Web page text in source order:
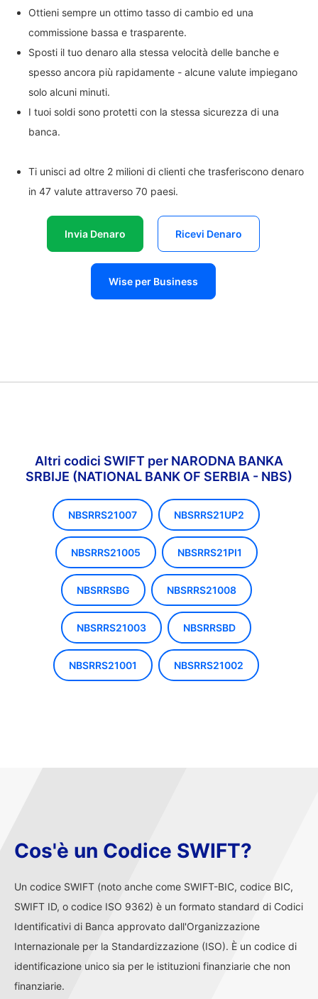
Ottieni sempre un ottimo tasso di cambio ed una
commissione bassa e trasparente.
Sposti il tuo denaro alla stessa velocità delle banche e
spesso ancora più rapidamente - alcune valute impiegano
solo alcuni minuti.
I tuoi soldi sono protetti con la stessa sicurezza di una
banca.
Ti unisci ad oltre 2 milioni di clienti che trasferiscono denaro
in 47 valute attraverso 70 paesi.
Invia Denaro Ricevi Denaro
Wise per Business
Altri codici SWIFT per NARODNA BANKA
SRBIJE (NATIONAL BANK OF SERBIA - NBS)
NBSRRS21007 NBSRRS21UP2
NBSRRS21005 NBSRRS21PI1
NBSRRSBG NBSRRS21008
NBSRRS21003 NBSRRSBD
NBSRRS21001 NBSRRS21002
Cos'è un Codice SWIFT?
Un codice SWIFT (noto anche come SWIFT-BIC, codice BIC,
SWIFT ID, o codice ISO 9362) è un formato standard di Codici
Identificativi di Banca approvato dall'Organizzazione
Internazionale per la Standardizzazione (ISO). È un codice di
identificazione unico sia per le istituzioni finanziarie che non
finanziarie.